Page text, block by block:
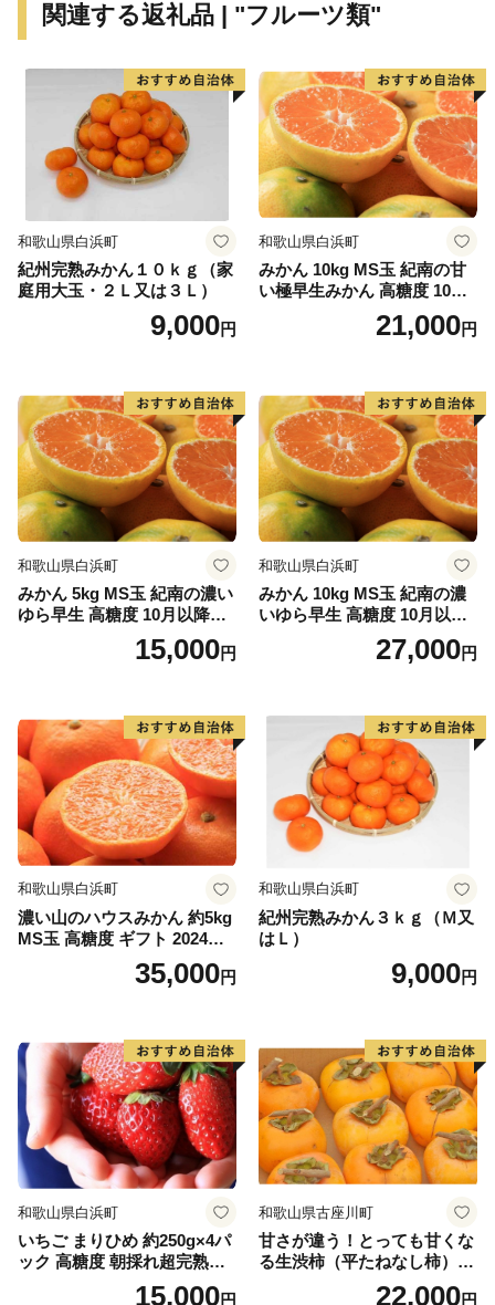
りませんが、日本で唯一の観光向けいかだ下り「北山村
なっています。
<幻の果実・じゃばら>
昔から北山村に自生していた自然雑種で、北山村でしか
栽培されていないことから「幻の果実」と呼ばれていま
す。見た目は普通の柑橘類ですが、実際に食べてみると
独特の風味があります。昔はあまり知られていませんで
したが、現在ではメディアでも取り上げられ村の基幹を
「じゃばらいず北山」の“じゃばらポン酢” が紹介され
ました！
👉じゃばらポン酢 じゃぽん 360ml×3本
👉その他のじゃばら関連返礼品を見る
関連する返礼品 | "フルーツ類"
和歌山県白浜町
紀州完熟みかん１０ｋｇ（家
庭用大玉・２Ｌ又は３Ｌ）
9,000円
和歌山県白浜町
みかん 10kg MS玉 紀南の甘
い極早生みかん 高糖度 10月
以降発送 マルチ被覆栽培
21,000円
和歌山県白浜町
みかん 5kg MS玉 紀南の濃い
ゆら早生 高糖度 10月以降発
送 マルチ被覆栽培15,000円
和歌山県白浜町
みかん 10kg MS玉 紀南の濃
いゆら早生 高糖度 10月以降
発送 マルチ被覆栽培27,000円
和歌山県白浜町
濃い山のハウスみかん 約5kg
MS玉 高糖度 ギフト 2024年7
35,000円
和歌山県白浜町
紀州完熟みかん３ｋｇ（Ｍ又
はＬ）
9,000円
和歌山県白浜町
いちご まりひめ 約250g×4パ
ック 高糖度 朝採れ超完熟ま
りひめ 1月以降発送分
15,000円
和歌山県古座川町
甘さが違う！とっても甘くな
る生渋柿（平たねなし柿）吊
22,000円